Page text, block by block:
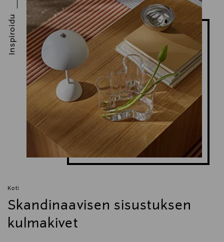
Koti
Skandinaavisen sisustuksen
kulmakivet
Inspiroidu